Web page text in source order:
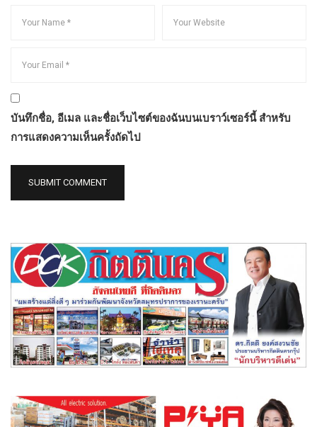
บันทึกชื่อ, อีเมล และชื่อเว็บไซต์ของฉันบนเบราว์เซอร์นี้ สำหรับ
การแสดงความเห็นครั้งถัดไป